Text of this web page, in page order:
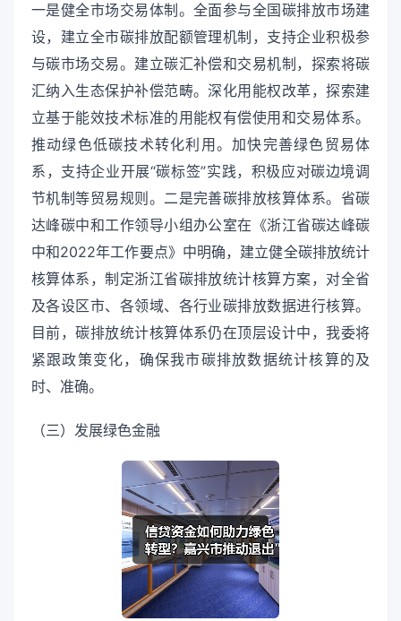
一是健全市场交易体制。全面参与全国碳排放市场建
设，建立全市碳排放配额管理机制，支持企业积极参
与碳市场交易。建立碳汇补偿和交易机制，探索将碳
汇纳入生态保护补偿范畴。深化用能权改革，探索建
立基于能效技术标准的用能权有偿使用和交易体系。
推动绿色低碳技术转化利用。加快完善绿色贸易体
系，支持企业开展“碳标签”实践，积极应对碳边境调
节机制等贸易规则。二是完善碳排放核算体系。省碳
达峰碳中和工作领导小组办公室在《浙江省碳达峰碳
中和2022年工作要点》中明确，建立健全碳排放统计
核算体系，制定浙江省碳排放统计核算方案，对全省
及各设区市、各领域、各行业碳排放数据进行核算。
目前，碳排放统计核算体系仍在顶层设计中，我委将
紧跟政策变化，确保我市碳排放数据统计核算的及
时、准确。
（三）发展绿色金融